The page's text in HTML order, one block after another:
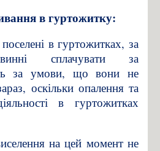
в гуртожитку:
в гуртожитках, за
сплачувати за
за умови, що вони не
оскільки опалення та
в гуртожитках
на цей момент не